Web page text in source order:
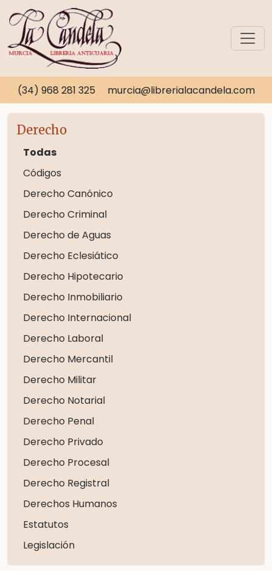
(34) 968 281 325 murcia@librerialacandela.com
Derecho
Todas
Códigos
Derecho Canónico
Derecho Criminal
Derecho de Aguas
Derecho Eclesiático
Derecho Hipotecario
Derecho Inmobiliario
Derecho Internacional
Derecho Laboral
Derecho Mercantil
Derecho Militar
Derecho Notarial
Derecho Penal
Derecho Privado
Derecho Procesal
Derecho Registral
Derechos Humanos
Estatutos
Legislación